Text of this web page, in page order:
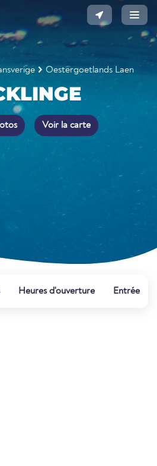
Oestergoetlands Laen
Voir la carte
Heures d'ouverture Entrée